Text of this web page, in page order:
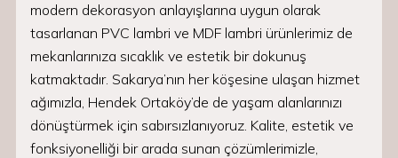
modern dekorasyon anlayışlarına uygun olarak
tasarlanan PVC lambri ve MDF lambri ürünlerimiz de
mekanlarınıza sıcaklık ve estetik bir dokunuş
katmaktadır. Sakarya’nın her köşesine ulaşan hizmet
ağımızla, Hendek Ortaköy’de de yaşam alanlarınızı
dönüştürmek için sabırsızlanıyoruz. Kalite, estetik ve
fonksiyonelliği bir arada sunan çözümlerimizle,